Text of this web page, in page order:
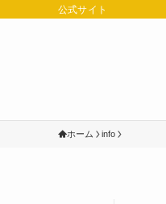
公式サイト
ホーム info